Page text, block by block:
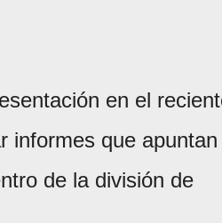
en el
informes que
de la división de